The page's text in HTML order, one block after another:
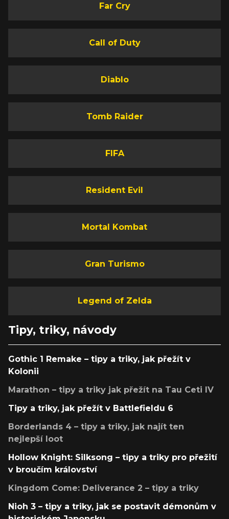
Far Cry
Call of Duty
Diablo
Tomb Raider
FIFA
Resident Evil
Mortal Kombat
Gran Turismo
Legend of Zelda
Tipy, triky, návody
Gothic 1 Remake – tipy a triky, jak přežít v
Kolonii
Marathon – tipy a triky jak přežít na Tau Ceti IV
Tipy a triky, jak přežít v Battlefieldu 6
Borderlands 4 – tipy a triky, jak najít ten
nejlepší loot
Hollow Knight: Silksong – tipy a triky pro přežití
v broučím království
Kingdom Come: Deliverance 2 – tipy a triky
Nioh 3 – tipy a triky, jak se postavit démonům v